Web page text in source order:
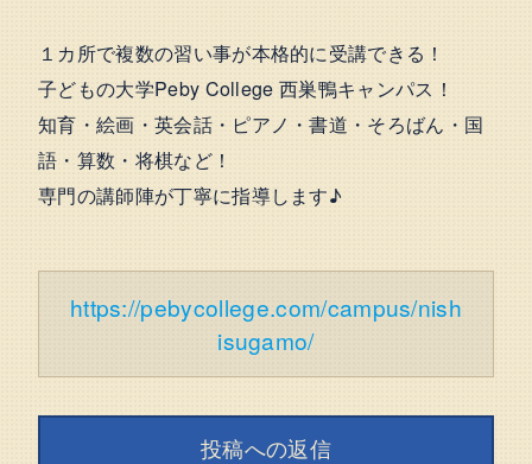
１カ所で複数の習い事が本格的に受講できる！
子どもの大学Peby College 西巣鴨キャンパス！
知育・絵画・英会話・ピアノ・書道・そろばん・国
語・算数・将棋など！
専門の講師陣が丁寧に指導します♪
https://pebycollege.com/campus/nish
isugamo/
投稿への返信